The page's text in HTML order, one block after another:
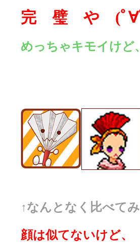
完 璧 や (ﾟ∀ﾟ
めっちゃキモイけど
↑なんとなく比べて
顔は似てないけど、